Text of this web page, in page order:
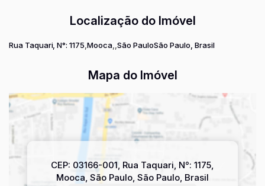
Localização do Imóvel
Rua Taquari, N°: 1175 Mooca São PauloSão Paulo, Brasil
Mapa do Imóvel
CEP: 03166-001, Rua Taquari, N°: 1175,
Mooca, São Paulo, São Paulo, Brasil